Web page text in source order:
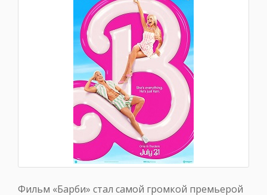
Фильм «Барби» стал самой громкой премьерой